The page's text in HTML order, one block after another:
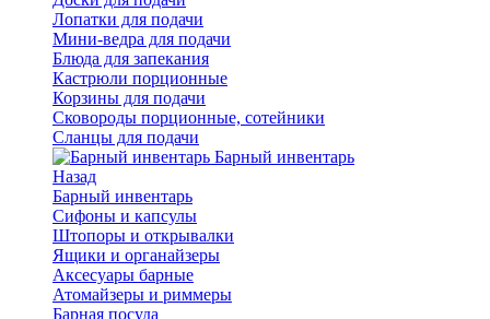
Лопатки для подачи
Мини-ведра для подачи
Блюда для запекания
Кастрюли порционные
Корзины для подачи
Сковороды порционные, сотейники
Сланцы для подачи
Барный инвентарь
Назад
Барный инвентарь
Сифоны и капсулы
Штопоры и открывалки
Ящики и органайзеры
Аксесуары барные
Атомайзеры и риммеры
Барная посуда